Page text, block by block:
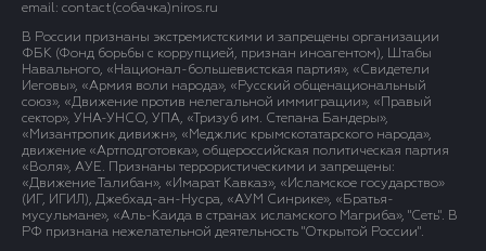
email: contact(сoбaчка)niros.ru
В России признаны экстремистскими и запрещены организации
ФБК (Фонд борьбы с коррупцией, признан иноагентом), Штабы
Навального, «Национал-большевистская партия», «Свидетели
Иеговы», «Армия воли народа», «Русский общенациональный
союз», «Движение против нелегальной иммиграции», «Правый
сектор», УНА-УНСО, УПА, «Тризуб им. Степана Бандеры»,
«Мизантропик дивижн», «Меджлис крымскотатарского народа»,
движение «Артподготовка», общероссийская политическая партия
«Воля», АУЕ. Признаны террористическими и запрещены:
«Движение Талибан», «Имарат Кавказ», «Исламское государство»
(ИГ, ИГИЛ), Джебхад-ан-Нусра, «АУМ Синрике», «Братья-
мусульмане», «Аль-Каида в странах исламского Магриба», "Сеть". В
РФ признана нежелательной деятельность "Открытой России".